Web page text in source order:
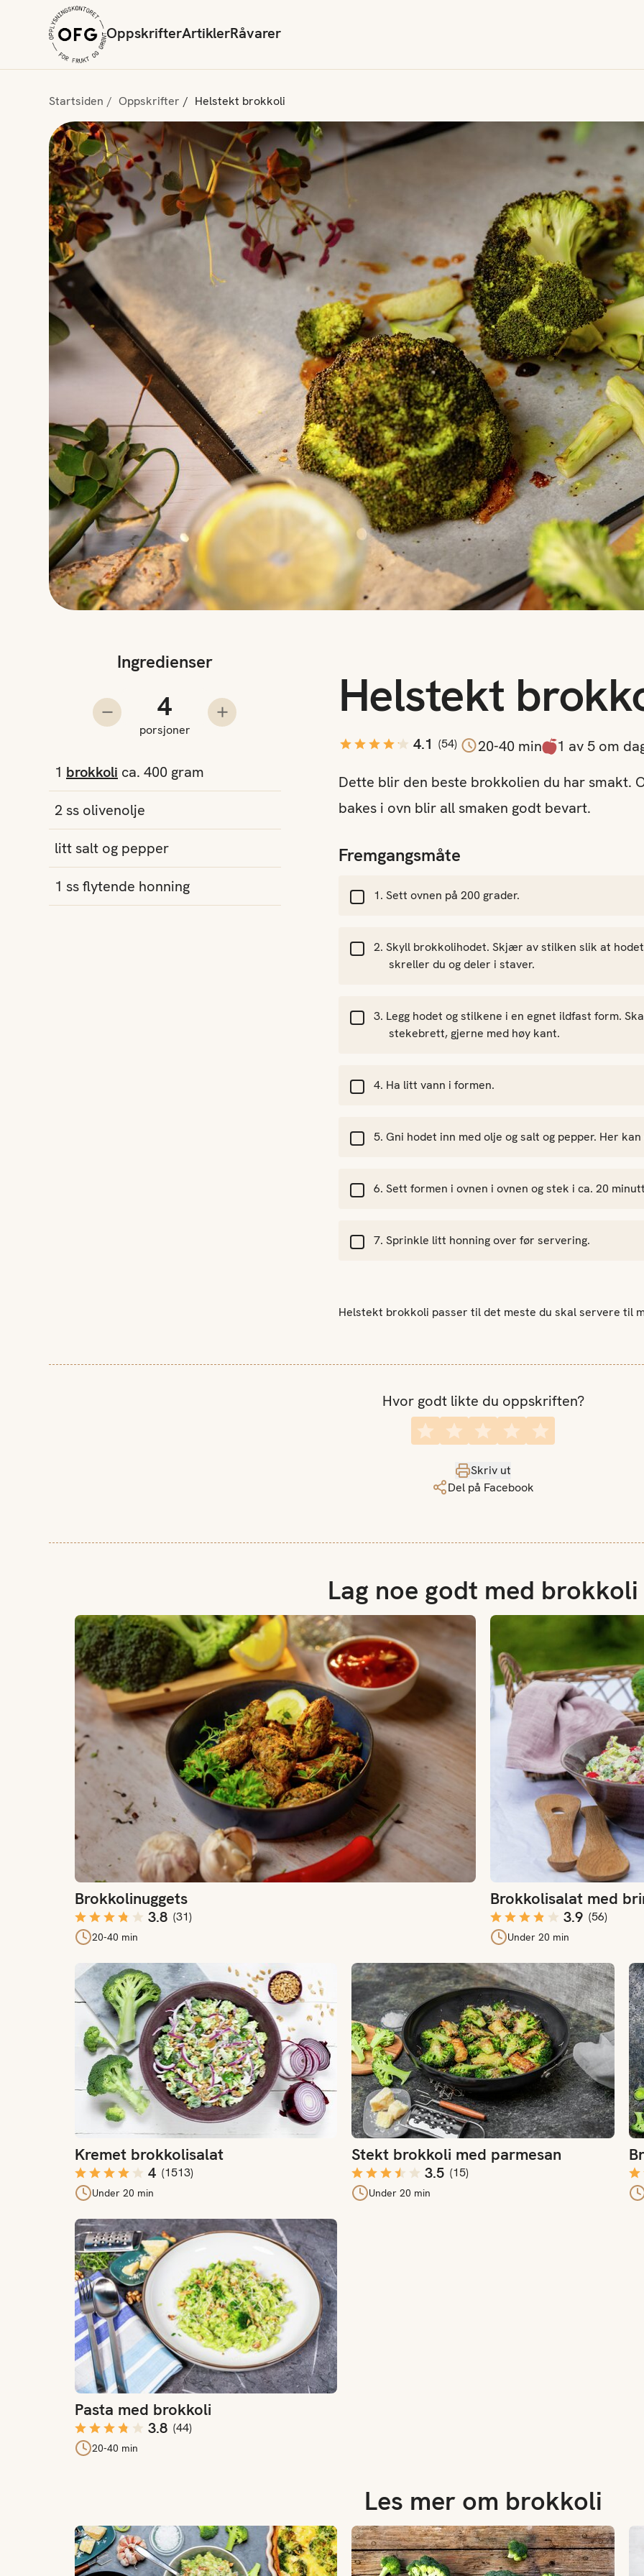
OppskrifterArtiklerRåvarer
Startsiden Oppskrifter Helstekt brokkoli
Ingredienser
Trekk fra en porsjon
Antall porsjoner
porsjoner
Legg til en porsjon
1 brokkoli ca. 400 gram
2ss olivenolje
litt salt og pepper
1 ssflytende honning
Helstekt
4.1 (54) 20-40 min
1 av 5 om
Dette blir den beste brokkolien du har smakt.
bakes i ovn blir all smaken godt bevart.
Fremgangsmåte
Sett ovnen på 200 grader.
Skyll brokkolihodet. Skjær av stilken slik at
skreller du og deler i staver.
Legg hodet og stilkene i en egnet ildfast form.
stekebrett, gjerne med høy kant.
Ha litt vann i formen.
Gni hodet inn med olje og salt og pepper. Her
Sett formen i ovnen i ovnen og stek i ca. 20
Sprinkle litt honning over før servering.
Helstekt brokkoli passer til det meste du skal servere til
Hvor godt likte du oppskriften?
Skriv ut
Del på Facebook
Lag noe godt med brokkoli
Brokkolinuggets
3.8 (31)
20-40 min
Brokkolinuggets
Brokkolisalat med
3.9 (56)
Under 20 min
Brokkolisalat med bringebær
Kremet brokkolisalat
4 (1513)
Under 20 min
Kremet brokkolisalat
Stekt brokkoli med parmesan
3.5 (15)
Under 20 min
Stekt brokkoli med parmesan
Pasta med brokkoli
3.8 (44)
20-40 min
Pasta med brokkoli
Les mer om brokkoli
Slik bruker du brokkoli Derfor bør du spise brokkoli